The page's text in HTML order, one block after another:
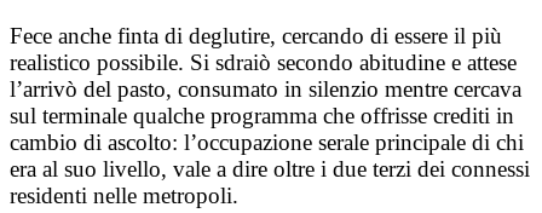
Fece anche finta di deglutire, cercando di essere il più
realistico possibile. Si sdraiò secondo abitudine e attese
l’arrivò del pasto, consumato in silenzio mentre cercava
sul terminale qualche programma che offrisse crediti in
cambio di ascolto: l’occupazione serale principale di chi
era al suo livello, vale a dire oltre i due terzi dei connessi
residenti nelle metropoli.